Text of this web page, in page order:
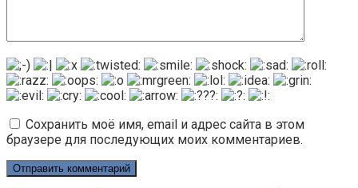
Сохранить моё имя, email и адрес сайта в этом
браузере для последующих моих комментариев.